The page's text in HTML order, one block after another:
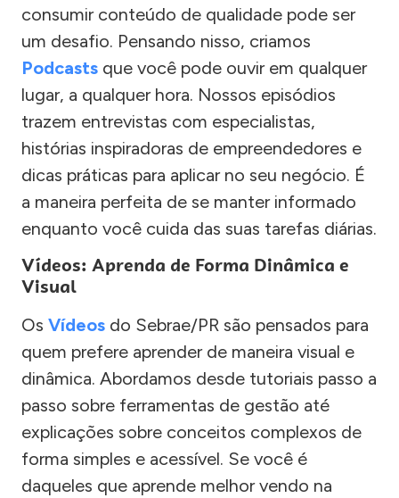
consumir conteúdo de qualidade pode ser
um desafio. Pensando nisso, criamos
Podcasts que você pode ouvir em qualquer
lugar, a qualquer hora. Nossos episódios
trazem entrevistas com especialistas,
histórias inspiradoras de empreendedores e
dicas práticas para aplicar no seu negócio. É
a maneira perfeita de se manter informado
enquanto você cuida das suas tarefas diárias.
Vídeos: Aprenda de Forma Dinâmica e
Visual
Os Vídeos do Sebrae/PR são pensados para
quem prefere aprender de maneira visual e
dinâmica. Abordamos desde tutoriais passo a
passo sobre ferramentas de gestão até
explicações sobre conceitos complexos de
forma simples e acessível. Se você é
daqueles que aprende melhor vendo na